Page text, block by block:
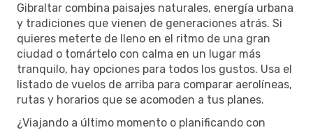
Gibraltar combina paisajes naturales, energía urbana
y tradiciones que vienen de generaciones atrás. Si
quieres meterte de lleno en el ritmo de una gran
ciudad o tomártelo con calma en un lugar más
tranquilo, hay opciones para todos los gustos. Usa el
listado de vuelos de arriba para comparar aerolíneas,
rutas y horarios que se acomoden a tus planes.
¿Viajando a último momento o planificando con